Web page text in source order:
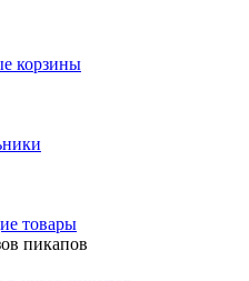
корзины
товары
пикапов